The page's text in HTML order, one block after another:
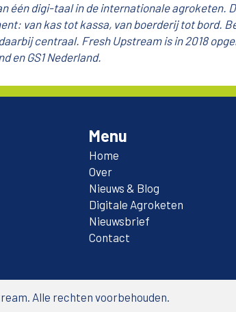
één digi-taal in de internationale agroketen.
van kas tot kassa, van boerderij tot bord.
centraal. Fresh Upstream is in 2018
en GS1 Nederland.
Menu
Home
Over
Nieuws & Blog
Digitale Agroketen
Nieuwsbrief
Contact
Alle rechten voorbehouden.